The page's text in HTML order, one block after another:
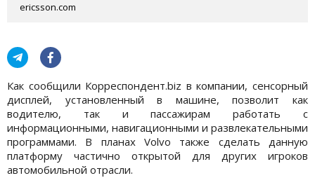
ericsson.com
Как сообщили Корреспондент.biz в компании, сенсорный
дисплей, установленный в машине, позволит как
водителю, так и пассажирам работать с
информационными, навигационными и развлекательными
программами. В планах Volvo также сделать данную
платформу частично открытой для других игроков
автомобильной отрасли.